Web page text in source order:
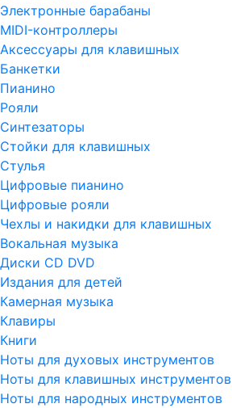
Электронные барабаны
MIDI-контроллеры
Аксессуары для клавишных
Банкетки
Пианино
Рояли
Синтезаторы
Стойки для клавишных
Стулья
Цифровые пианино
Цифровые рояли
Чехлы и накидки для клавишных
Вокальная музыка
Диски CD DVD
Издания для детей
Камерная музыка
Клавиры
Книги
Ноты для духовых инструментов
Ноты для клавишных инструментов
Ноты для народных инструментов